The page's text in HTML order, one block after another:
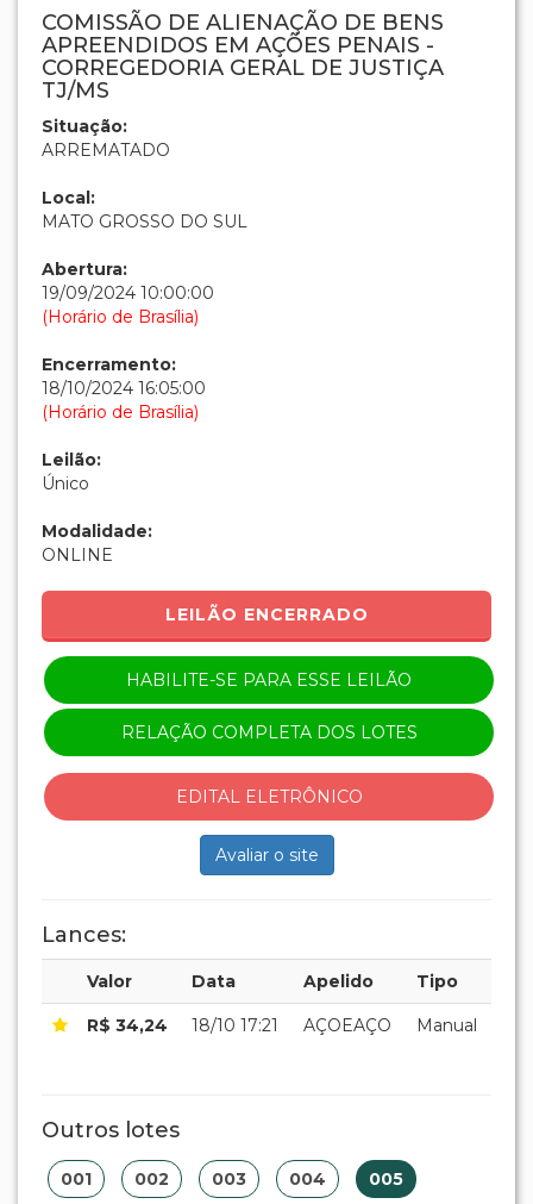
COMISSÃO DE ALIENAÇÃO DE BENS
APREENDIDOS EM AÇÕES PENAIS -
CORREGEDORIA GERAL DE JUSTIÇA
TJ/MS
Situação:
ARREMATADO
Local:
MATO GROSSO DO SUL
Abertura:
19/09/2024 10:00:00
(Horário de Brasília)
Encerramento:
18/10/2024 16:05:00
(Horário de Brasília)
Leilão:
Único
Modalidade:
ONLINE
LEILÃO ENCERRADO
HABILITE-SE PARA ESSE LEILÃO
RELAÇÃO COMPLETA DOS LOTES
EDITAL ELETRÔNICO
Avaliar o site
Lances:
Valor Data Apelido Tipo
R$ 34,24 18/10 17:21 AÇOEAÇO Manual
Outros lotes
001 002 003 004 005